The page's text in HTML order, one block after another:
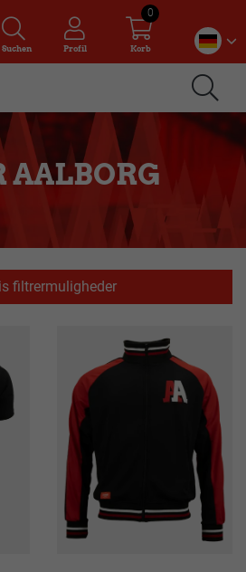
Suchen Profil Korb
0
AALBORG
filtrermuligheder